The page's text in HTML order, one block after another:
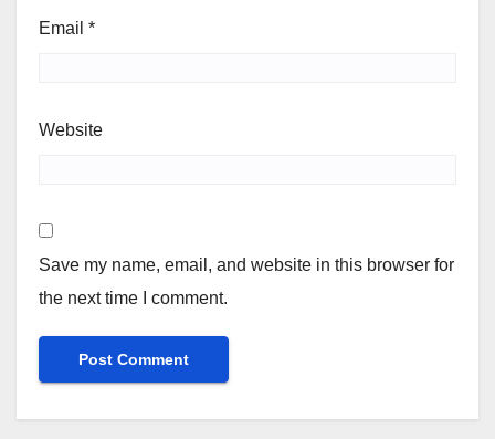
Email *
Website
Save my name, email, and website in this browser for
the next time I comment.